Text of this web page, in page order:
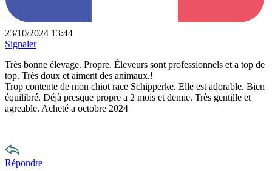
23/10/2024 13:44
Signaler
Très bonne élevage. Propre. Éleveurs sont professionnels et a top de
top. Très doux et aiment des animaux.!
Trop contente de mon chiot race Schipperke. Elle est adorable. Bien
équilibré. Déjà presque propre a 2 mois et demie. Très gentille et
agreable. Acheté a octobre 2024
Répondre